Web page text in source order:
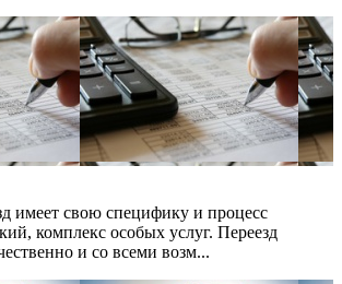
имеет свою специфику и процесс
комплекс особых услуг. Переезд
и со всеми возм...